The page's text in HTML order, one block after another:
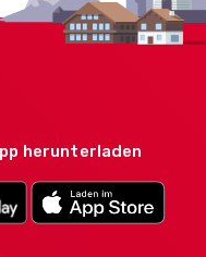
herunterladen